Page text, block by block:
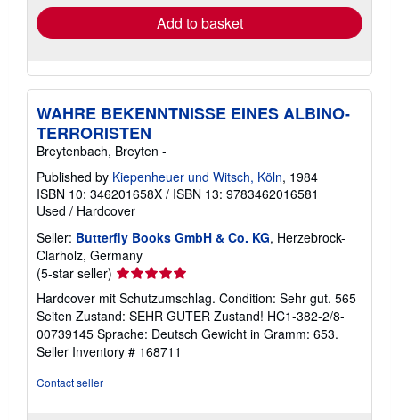
Add to basket
WAHRE BEKENNTNISSE EINES ALBINO-
TERRORISTEN
Breytenbach, Breyten -
Published by Kiepenheuer und Witsch, Köln, 1984
ISBN 10: 346201658X / ISBN 13: 9783462016581
Used / Hardcover
Seller: Butterfly Books GmbH & Co. KG, Herzebrock-
Clarholz, Germany
(5-star seller) Seller
rating
5
out
of
5
Hardcover mit Schutzumschlag. Condition: Sehr gut. 565
Seiten Zustand: SEHR GUTER Zustand! HC1-382-2/8-
00739145 Sprache: Deutsch Gewicht in Gramm: 653.
Seller Inventory # 168711
Contact seller